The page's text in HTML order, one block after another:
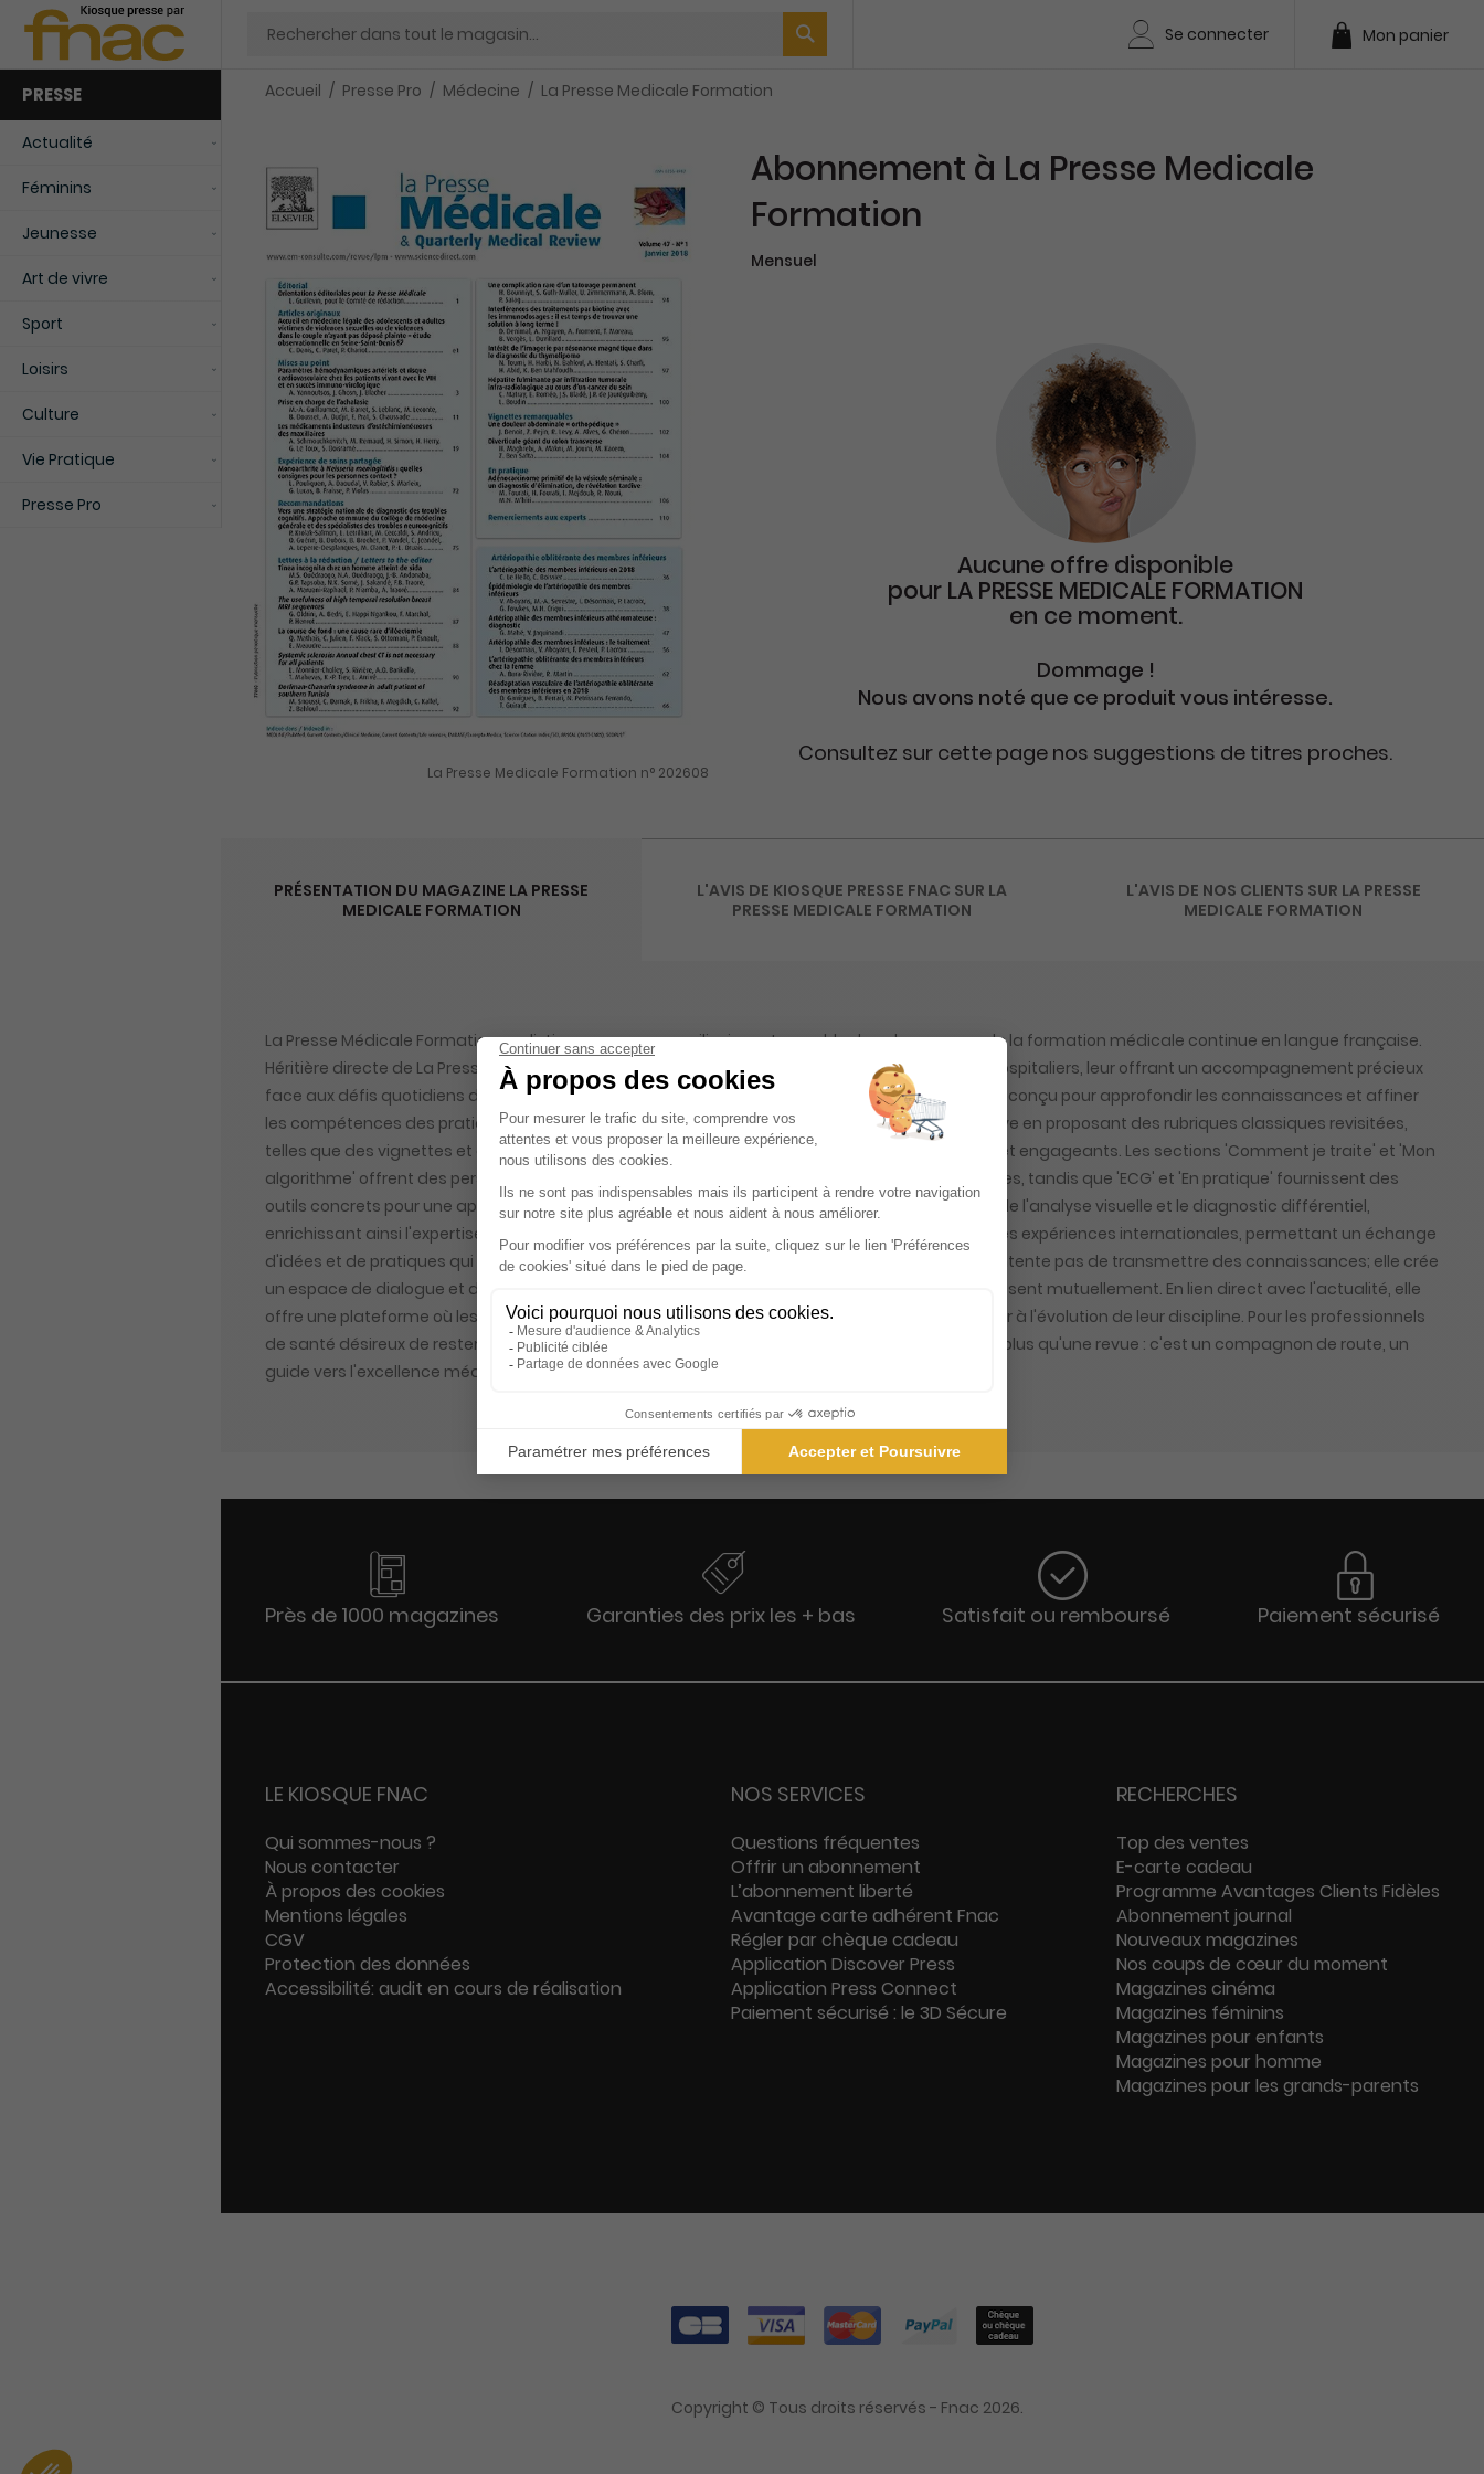
Chercher
Se connecter Mon panier
PRESSE
Actualité
Féminins
Jeunesse
Art de vivre
Sport
Loisirs
Culture
Vie Pratique
Presse Pro
Accueil Presse Pro Médecine La Presse Medicale Formation
La Presse Medicale Formation n° 202608
Abonnement à La Presse Medicale
Formation
Mensuel
Aucune offre disponible
pour LA PRESSE MEDICALE FORMATION
en ce moment.
Dommage !
Nous avons noté que ce produit vous intéresse.
Consultez sur cette page nos suggestions de titres proches.
PRÉSENTATION DU MAGAZINE LA PRESSE
MEDICALE FORMATION
La Presse Médicale Formation se distingue comme un pilier incontournable dans le paysage de la formation médicale continue en langue française.
Héritière directe de La Presse Médicale, cette revue s'adresse spécifiquement aux médecins hospitaliers, leur offrant un accompagnement précieux
face aux défis quotidiens de leur pratique. En son cœur, un dossier thématique de haut niveau, conçu pour approfondir les connaissances et affiner
les compétences des praticiens. Mais La Presse Médicale Formation ne s'arrête pas là. Elle innove en proposant des rubriques classiques revisitées,
telles que des vignettes et des cas cliniques, tout en introduisant des formats plus interactifs et engageants. Les sections 'Comment je traite' et 'Mon
algorithme' offrent des perspectives pratiques et personnalisées sur la gestion des cas cliniques, tandis que 'ECG' et 'En pratique' fournissent des
outils concrets pour une application immédiate au chevet du patient. 'Question d'image' stimule l'analyse visuelle et le diagnostic différentiel,
enrichissant ainsi l'expertise des lecteurs. De plus, la rubrique 'd'Ailleurs' ouvre une fenêtre sur des expériences internationales, permettant un échange
d'idées et de pratiques qui transcendent les frontières. La Presse Médicale Formation ne se contente pas de transmettre des connaissances; elle crée
un espace de dialogue et de réflexion, où les opinions et les expériences se croisent et s'enrichissent mutuellement. En lien direct avec l'actualité, elle
offre une plateforme où les médecins peuvent non seulement apprendre, mais aussi contribuer à l'évolution de leur discipline. Pour les professionnels
de santé désireux de rester à la pointe de leur domaine, La Presse Médicale Formation est bien plus qu'une revue : c'est un compagnon de route, un
guide vers l'excellence médicale.
L'AVIS DE KIOSQUE PRESSE FNAC SUR LA
PRESSE MEDICALE FORMATION
L'AVIS DE NOS CLIENTS SUR LA PRESSE
MEDICALE FORMATION
Près de 1000 magazines Garanties des prix les + bas Satisfait ou remboursé Paiement sécurisé
LE KIOSQUE FNAC
Qui sommes-nous ?
Nous contacter
À propos des cookies
Mentions légales
CGV
Protection des données
Accessibilité: audit en cours de réalisation
NOS SERVICES
Questions fréquentes
Offrir un abonnement
L’abonnement liberté
Avantage carte adhérent Fnac
Régler par chèque cadeau
Application Discover Press
Application Press Connect
Paiement sécurisé : le 3D Sécure
RECHERCHES
Top des ventes
E-carte cadeau
Programme Avantages Clients Fidèles
Abonnement journal
Nouveaux magazines
Nos coups de cœur du moment
Magazines cinéma
Magazines féminins
Magazines pour enfants
Magazines pour homme
Magazines pour les grands-parents
Copyright © Tous droits réservés - Fnac 2026.